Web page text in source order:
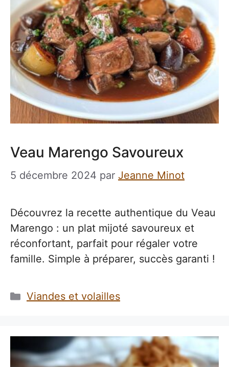
Veau Marengo Savoureux
5 décembre 2024 par Jeanne Minot
Découvrez la recette authentique du Veau
Marengo : un plat mijoté savoureux et
réconfortant, parfait pour régaler votre
famille. Simple à préparer, succès garanti !
Catégories
Viandes et volailles